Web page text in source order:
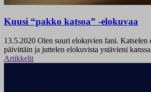
Kuusi “pakko katsoa” -elokuvaa
13.5.2020 Olen suuri elokuvien fani. Katselen
päivittäin ja juttelen elokuvista ystävieni
Artikkelit